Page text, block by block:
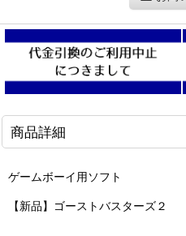
商品詳細
ゲームボーイ用ソフト
【新品】ゴーストバスターズ２